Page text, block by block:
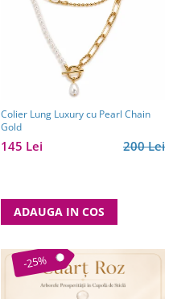
Colier Lung Luxury cu Pearl Chain
Gold
200 Lei
145 Lei
ADAUGA IN COS
-25%